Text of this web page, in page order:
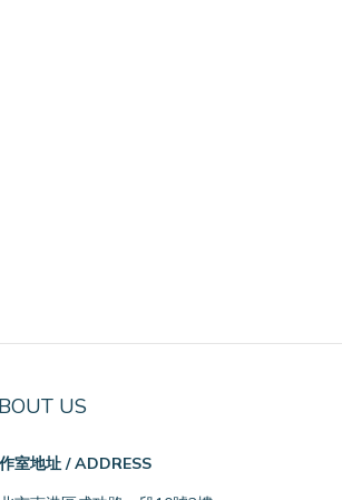
US
室地址 / ADDRESS